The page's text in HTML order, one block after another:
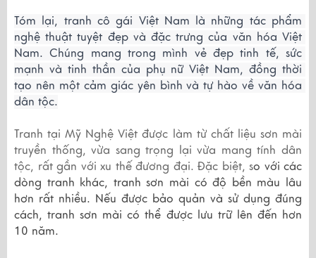
Tóm lại, tranh cô gái Việt Nam là những tác phẩm
nghệ thuật tuyệt đẹp và đặc trưng của văn hóa Việt
Nam. Chúng mang trong mình vẻ đẹp tinh tế, sức
mạnh và tinh thần của phụ nữ Việt Nam, đồng thời
tạo nên một cảm giác yên bình và tự hào về văn hóa
dân tộc.
Tranh tại Mỹ Nghệ Việt được làm từ chất liệu sơn mài
truyền thống, vừa sang trọng lại vừa mang tính dân
tộc, rất gần với xu thế đương đại. Đặc biệt, so với các
dòng tranh khác, tranh sơn mài có độ bền màu lâu
hơn rất nhiều. Nếu được bảo quản và sử dụng đúng
cách, tranh sơn mài có thể được lưu trữ lên đến hơn
10 năm.